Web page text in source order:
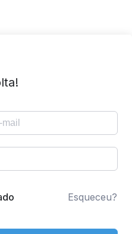
Esqueceu?